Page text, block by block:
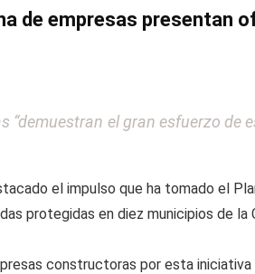
de empresas presentan
el gran esfuerzo de
el impulso que ha tomado el
protegidas en diez municipios de la
constructoras por esta